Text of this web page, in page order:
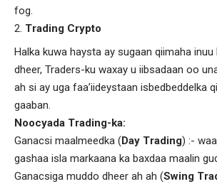
fog.
Trading Crypto
Halka kuwa haysta ay sugaan qiimaha
dheer, Traders-ku waxay u iibsadaan oo
ah si ay uga faa’iideystaan isbedbeddelka
gaaban.
Noocyada Trading-ka:
Ganacsi maalmeedka (Day Trading) :-
gashaa isla markaana ka baxdaa maalin
Ganacsiga muddo dheer ah ah (Swing